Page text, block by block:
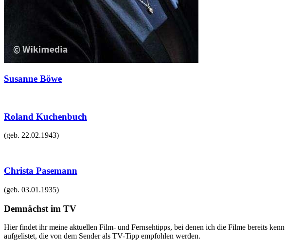
Susanne Böwe
Roland Kuchenbuch
(geb. 22.02.1943)
Christa Pasemann
(geb. 03.01.1935)
Demnächst im TV
Hier findet ihr meine aktuellen Film- und Fernsehtipps, bei denen ich die Filme bereits
aufgelistet, die von dem Sender als TV-Tipp empfohlen werden.